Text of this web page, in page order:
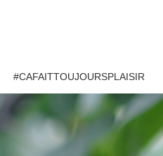
#CAFAITTOUJOURSPLAISIR